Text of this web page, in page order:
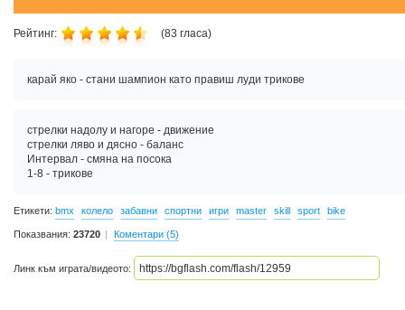
Рейтинг: (83 гласа)
карай яко - стани шампион като правиш луди трикове
стрелки надолу и нагоре - движение
стрелки ляво и дясно - баланс
Интервал - смяна на посока
1-8 - трикове
Етикети: bmx колело забавни спортни игри master skill sport bike
Показвания: 23720 Коментари (5)
Линк към играта/видеото: